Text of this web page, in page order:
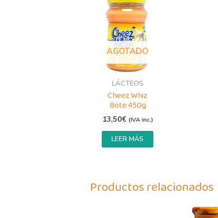
AGOTADO
LÁCTEOS
Cheez Whiz
Bote 450g
13,50€ (IVA inc.)
LEER MÁS
Productos relacionados